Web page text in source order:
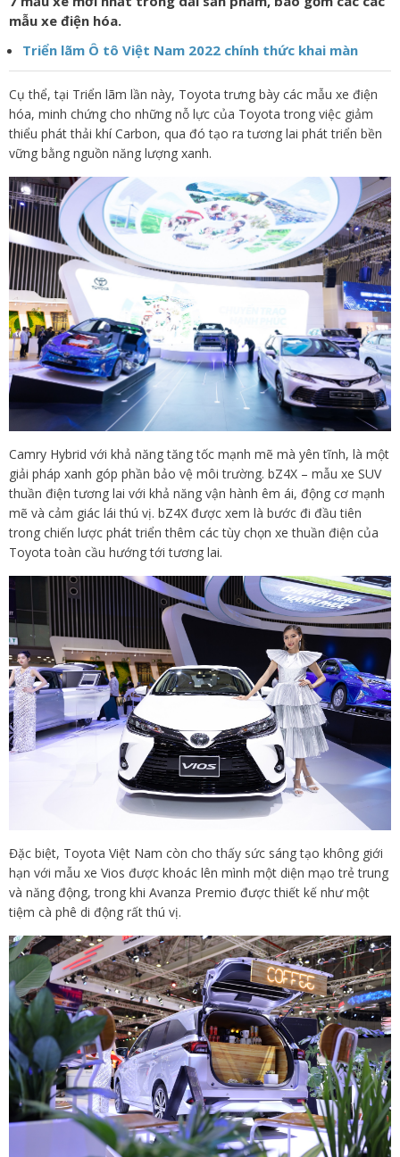
mẫu xe điện hóa.
Triển lãm Ô tô Việt Nam 2022 chính thức khai màn
Cụ thể, tại Triển lãm lần này, Toyota trưng bày các mẫu xe điện
hóa, minh chứng cho những nỗ lực của Toyota trong việc giảm
thiểu phát thải khí Carbon, qua đó tạo ra tương lai phát triển bền
vững bằng nguồn năng lượng xanh.
Camry Hybrid với khả năng tăng tốc mạnh mẽ mà yên tĩnh, là một
giải pháp xanh góp phần bảo vệ môi trường. bZ4X – mẫu xe SUV
thuần điện tương lai với khả năng vận hành êm ái, động cơ mạnh
mẽ và cảm giác lái thú vị. bZ4X được xem là bước đi đầu tiên
trong chiến lược phát triển thêm các tùy chọn xe thuần điện của
Toyota toàn cầu hướng tới tương lai.
Đặc biệt, Toyota Việt Nam còn cho thấy sức sáng tạo không giới
hạn với mẫu xe Vios được khoác lên mình một diện mạo trẻ trung
và năng động, trong khi Avanza Premio được thiết kế như một
tiệm cà phê di động rất thú vị.